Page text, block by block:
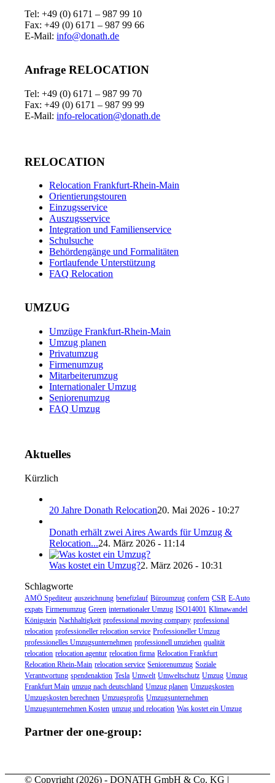
Tel: +49 (0) 6171 – 987 99 10
Fax: +49 (0) 6171 – 987 99 66
E-Mail:info@donath.de
Anfrage RELOCATION
Tel: +49 (0) 6171 – 987 99 70
Fax: +49 (0) 6171 – 987 99 99
E-Mail:info-relocation@donath.de
RELOCATION
Relocation Frankfurt-Rhein-Main
Orientierungstouren
Einzugsservice
Auszugsservice
Integration und Familienservice
Schulsuche
Behördengänge und Formalitäten
Fortlaufende Unterstützung
FAQ Relocation
UMZUG
Umzüge Frankfurt-Rhein-Main
Umzug planen
Privatumzug
Firmenumzug
Mitarbeiterumzug
Internationaler Umzug
Seniorenumzug
FAQ Umzug
Aktuelles
Kürzlich
20 Jahre Donath Relocation20. Mai 2026 - 10:27
Donath erhält zwei Aires Awards für Umzug &
Relocation...24. März 2026 - 11:14
Was kostet ein Umzug?2. März 2026 - 10:31
Schlagworte
AMÖ Spediteur auszeichnung benefizlauf Büroumzug confern CSR E-Auto
expats Firmenumzug Green internationaler Umzug ISO14001 Klimawandel
Königstein Nachhaltigkeit professional moving company professional
relocation professioneller relocation service Professioneller Umzug
professionelles Umzugsunternehmen professionell umziehen qualität
relocation relocation agentur relocation firma Relocation Frankfurt
Relocation Rhein-Main relocation service Seniorenumzug Soziale
Verantwortung spendenaktion Tesla Umwelt Umweltschutz Umzug Umzug
Frankfurt Main umzug nach deutschland Umzug planen Umzugskosten
Umzugskosten berechnen Umzugsprofis Umzugsunternehmen
Umzugsunternehmen Kosten umzug und relocation Was kostet ein Umzug
Partner der one-group:
© Copyright (2026) - DONATH GmbH & Co. KG |